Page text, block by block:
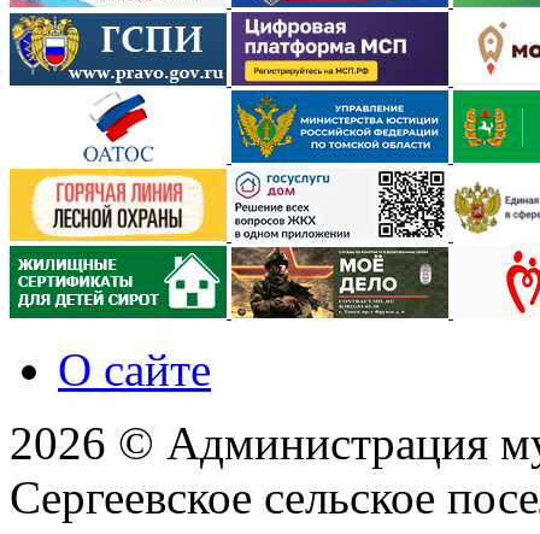
О сайте
2026 © Администрация
Сергеевское сельское